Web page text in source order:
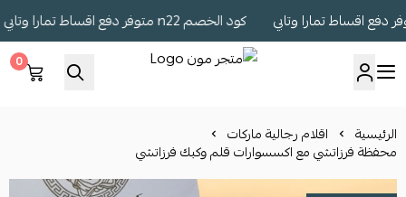
كود الخصم n22 متوفر دفع اقساط تمارا وتابي
0
الرئيسية اقلام رجالية ماركات
محفظة فرزاتشي مع اكسسوارات قلم وكبك فرزاتشي